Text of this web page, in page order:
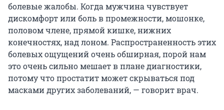
болевые жалобы. Когда мужчина чувствует
дискомфорт или боль в промежности, мошонке,
половом члене, прямой кишке, нижних
конечностях, над лоном. Распространенность этих
болевых ощущений очень обширная, порой нам
это очень сильно мешает в плане диагностики,
потому что простатит может скрываться под
масками других заболеваний, — говорит врач.